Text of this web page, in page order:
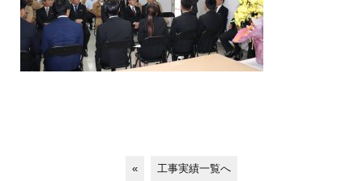
« 工事実績一覧へ